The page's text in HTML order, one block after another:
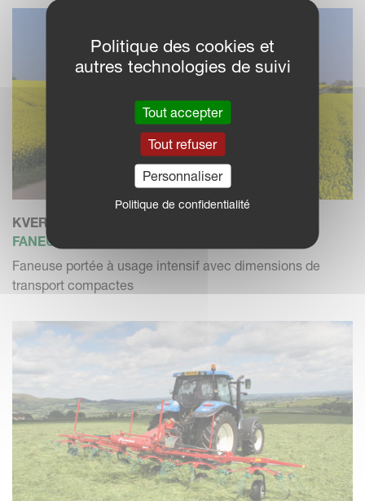
KVERNELAND 8568
FANEUSE PORTÉE
Faneuse portée à usage intensif avec dimensions de
transport compactes
Politique des cookies et
autres technologies de suivi
Tout accepter
Tout refuser
Personnaliser
Politique de confidentialité